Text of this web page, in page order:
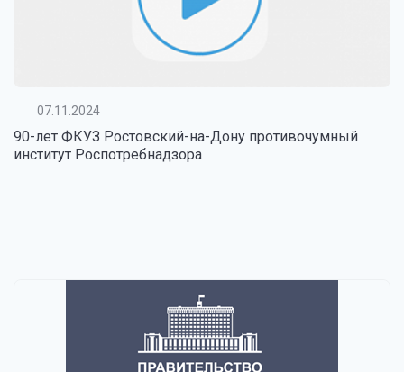
07.11.2024
90-лет ФКУЗ Ростовский-на-Дону противочумный
институт Роспотребнадзора